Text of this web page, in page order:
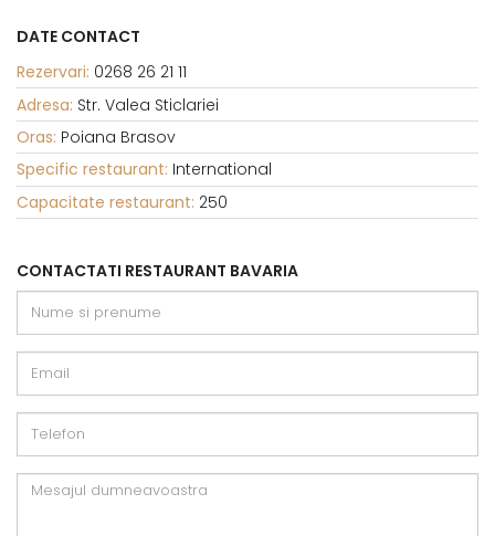
DATE CONTACT
Rezervari: 0268 26 21 11
Adresa: Str. Valea Sticlariei
Oras: Poiana Brasov
Specific restaurant: International
Capacitate restaurant: 250
CONTACTATI RESTAURANT BAVARIA